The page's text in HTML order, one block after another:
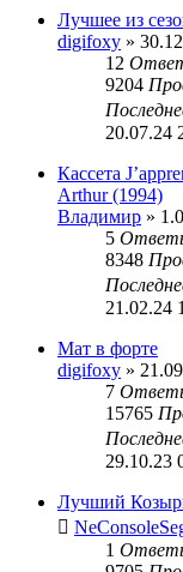
Лучшее из
digifoxy »
12
9204
20.07.24
Кассета
Arthur (1994)
Владимир »
5
8348
21.02.24
Мат в форте
digifoxy »
7
15765
29.10.23
Лучший
1